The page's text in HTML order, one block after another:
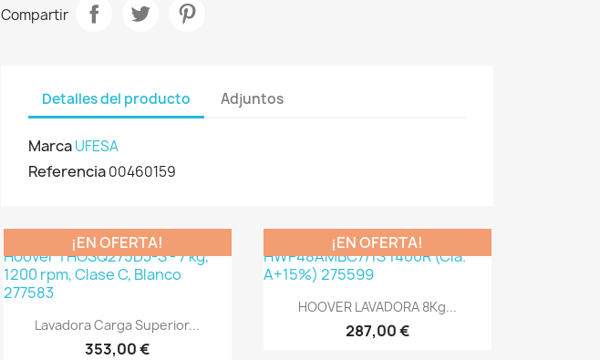
Compartir
Detalles del producto Adjuntos
MarcaUFESA
Referencia00460159
Vista rápida
Lavadora Carga Superior...
353,00 €
¡EN OFERTA!
Vista rápida
HOOVER LAVADORA 8Kg...
287,00 €
¡EN OFERTA!